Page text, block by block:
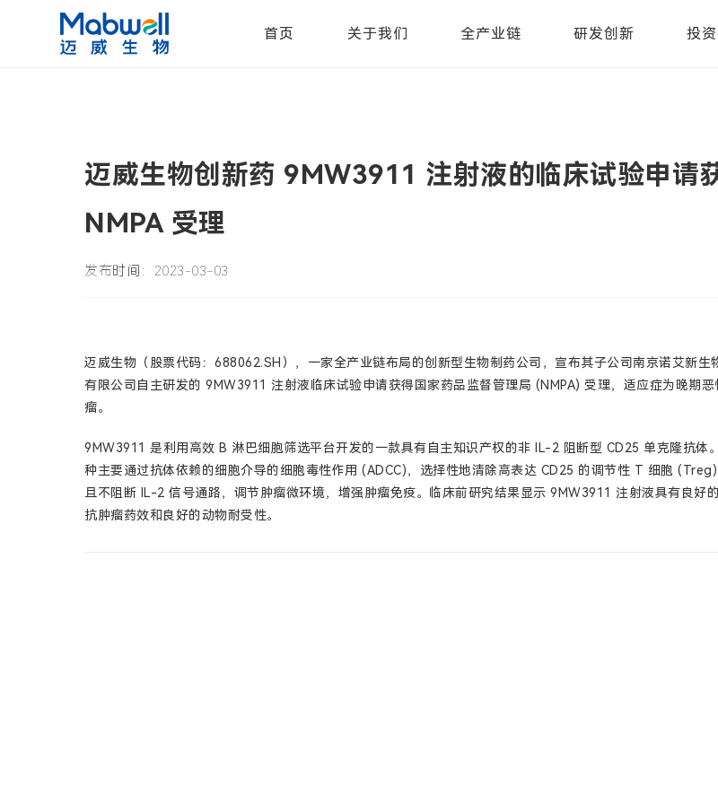
首页 关于我们 全产业链 研发创新 投
迈威生物创新药 9MW3911 注射液的临床试验申请
NMPA 受理
发布时间：2023-03-03
迈威生物（股票代码：688062.SH），一家全产业链布局的创新型生物制药公司，宣布其子公司南京诺艾新生
有限公司自主研发的 9MW3911 注射液临床试验申请获得国家药品监督管理局 (NMPA) 受理，适应症为晚期恶
瘤。
9MW3911 是利用高效 B 淋巴细胞筛选平台开发的一款具有自主知识产权的非 IL-2 阻断型 CD25 单克隆抗体
种主要通过抗体依赖的细胞介导的细胞毒性作用 (ADCC)，选择性地清除高表达 CD25 的调节性 T 细胞
且不阻断 IL-2 信号通路，调节肿瘤微环境，增强肿瘤免疫。临床前研究结果显示 9MW3911 注射液具有良好
抗肿瘤药效和良好的动物耐受性。